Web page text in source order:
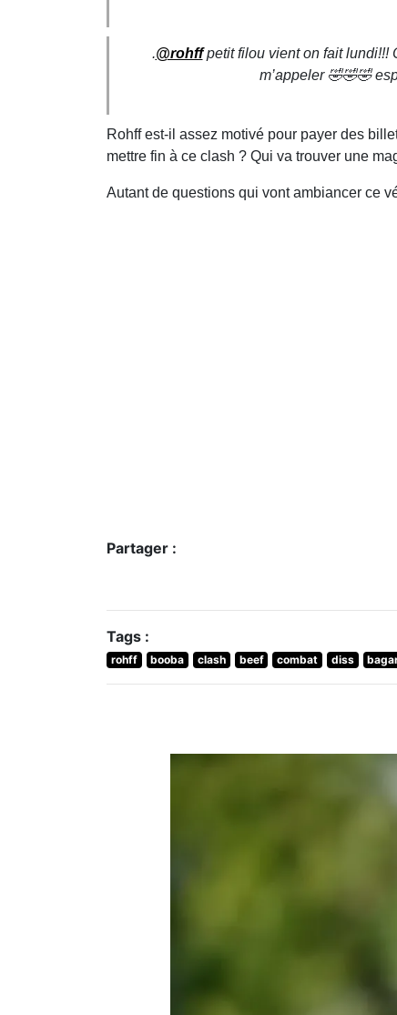
.@rohffpetit filou vient on fait lundi!!!
m’appeler 🤣🤣🤣
Rohff est-il assez motivé pour payer des
mettre fin à ce clash ? Qui va trouver une
Autant de questions qui vont ambiancer ce
Partager :
Tags :
rohff booba clash beef combat diss